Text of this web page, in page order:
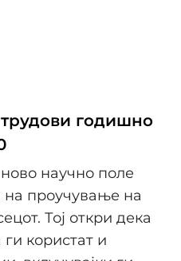
годишно
научно поле
на проучување на
Тој откри дека
ги користат и